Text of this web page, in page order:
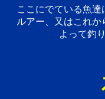
ここにでている魚
ルアー、又はこれ
よって釣